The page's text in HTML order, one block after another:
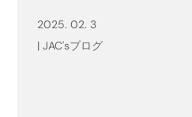
2025. 02. 3
|JAC'sブログ